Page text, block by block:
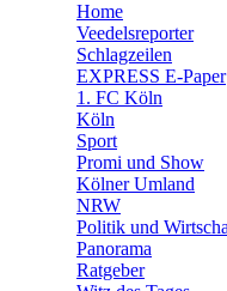
🛒
Home
Veedelsreporter
Schlagzeilen
EXPRESS E-Paper
1. FC Köln
Köln
Sport
Promi und Show
Kölner Umland
NRW
Politik und
Panorama
Ratgeber